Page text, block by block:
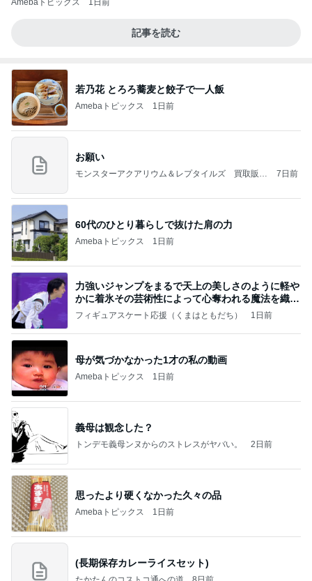
Amebaトピックス 1日前
記事を読む
若乃花 とろろ蕎麦と餃子で一人飯
Amebaトピックス 1日前
お願い
モンスターアクアリウム＆レプタイルズ 買取販売
7日前
60代のひとり暮らしで抜けた肩の力
Amebaトピックス 1日前
力強いジャンプをまるで天上の美しさのように軽や
かに着氷その芸術性によって心奪われる魔法を織り
なす
フィギュアスケート応援（くまはともだち） 1日前
母が気づかなかった1才の私の動画
Amebaトピックス 1日前
義母は観念した？
トンデモ義母ンヌからのストレスがヤバい。 2日前
思ったより硬くなかった久々の品
Amebaトピックス 1日前
(長期保存カレーライスセット)